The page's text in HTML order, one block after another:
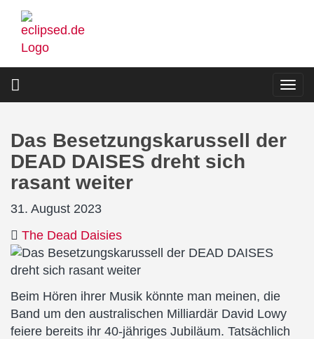
Direkt
zum
Inhalt
Das Besetzungskarussell der
DEAD DAISES dreht sich
rasant weiter
31. August 2023
The Dead Daisies
Beim Hören ihrer Musik könnte man meinen, die
Band um den australischen Milliardär David Lowy
feiere bereits ihr 40-jähriges Jubiläum. Tatsächlich